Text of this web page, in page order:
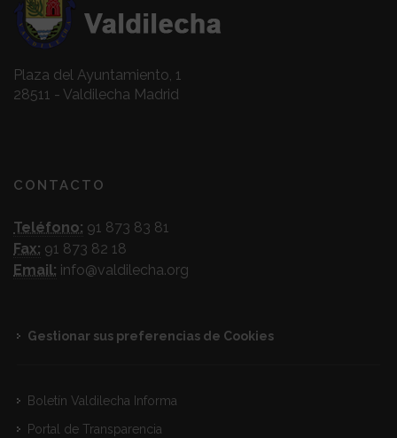
Plaza del Ayuntamiento, 1
28511 - Valdilecha Madrid
CONTACTO
Teléfono: 91 873 83 81
Fax: 91 873 82 18
Email: info@valdilecha.org
Gestionar sus preferencias de Cookies
Boletín Valdilecha Informa
Portal de Transparencia